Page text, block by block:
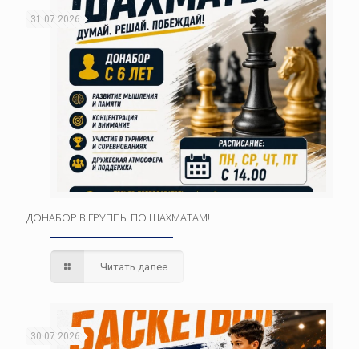
31.07.2026
ДОНАБОР В ГРУППЫ ПО ШАХМАТАМ!
Читать далее
30.07.2026